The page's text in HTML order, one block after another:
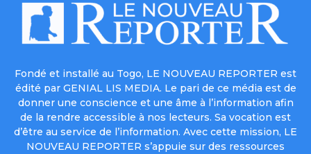
Fondé et installé au Togo, LE NOUVEAU REPORTER est
édité par GENIAL LIS MEDIA. Le pari de ce média est de
donner une conscience et une âme à l’information afin
de la rendre accessible à nos lecteurs. Sa vocation est
d’être au service de l’information. Avec cette mission, LE
NOUVEAU REPORTER s’appuie sur des ressources